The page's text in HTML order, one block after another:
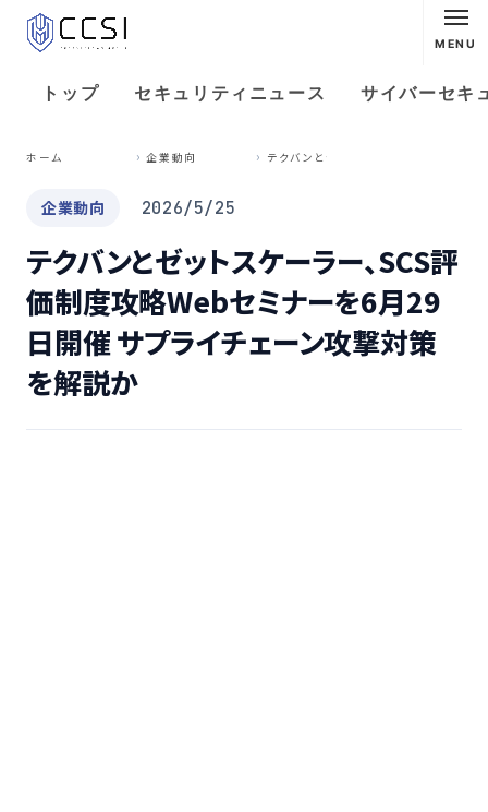
MENU
トップ セキュリティニュース サイバーセキ
ホーム 企業動向
企業動向 2026/5/25
テクバンとゼットスケーラー、SCS評
価制度攻略Webセミナーを6月29
日開催 サプライチェーン攻撃対策
を解説か